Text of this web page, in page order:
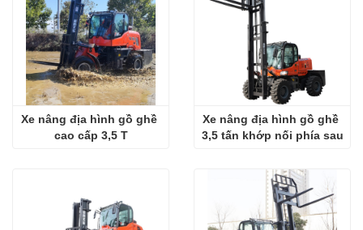
Xe nâng địa hình gồ ghề
cao cấp 3,5 T
Xe nâng địa hình gồ ghề
3,5 tấn khớp nối phía sau